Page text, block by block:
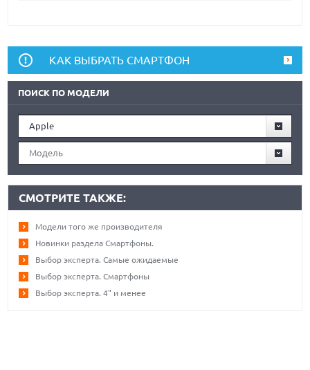
КАК ВЫБРАТЬ СМАРТФОН
ПОИСК ПО МОДЕЛИ
Apple
Модель
СМОТРИТЕ ТАКЖЕ:
Модели того же производителя
Новинки раздела Смартфоны.
Выбор эксперта. Самые ожидаемые
Выбор эксперта. Смартфоны
Выбор эксперта. 4" и менее